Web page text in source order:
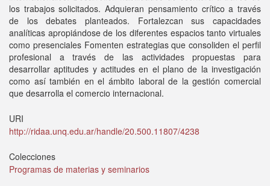
los trabajos solicitados. Adquieran pensamiento crítico a través
de los debates planteados. Fortalezcan sus capacidades
analíticas apropiándose de los diferentes espacios tanto virtuales
como presenciales Fomenten estrategias que consoliden el perfil
profesional a través de las actividades propuestas para
desarrollar aptitudes y actitudes en el plano de la investigación
como así también en el ámbito laboral de la gestión comercial
que desarrolla el comercio internacional.
URI
http://ridaa.unq.edu.ar/handle/20.500.11807/4238
Colecciones
Programas de materias y seminarios